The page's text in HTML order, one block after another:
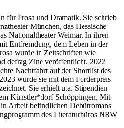
für Prosa und Dramatik. Sie schrieb
München, das Hessische
Nationaltheater Weimar. In ihren
Entfremdung, dem Leben in der
wurde in Zeitschriften wie
defrag Zine veröffentlicht. 2022
Nachtfahrt auf der Shortlist des
wurde sie mit dem Förderpreis
Sie erhielt u.a. Stipendien
Künstler*dorf Schöppingen. Mit
Arbeit befindlichen Debütromans
des Literaturbüros NRW